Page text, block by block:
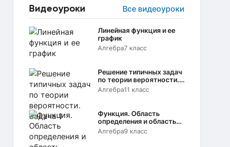
Видеоуроки Все видеоуроки
Линейная функция и ее
график
Алгебра7 класс
Решение типичных задач
по теории вероятности.
Задача 1
Алгебра11 класс
Функция. Область
определения и область
значений
Алгебра9 класс